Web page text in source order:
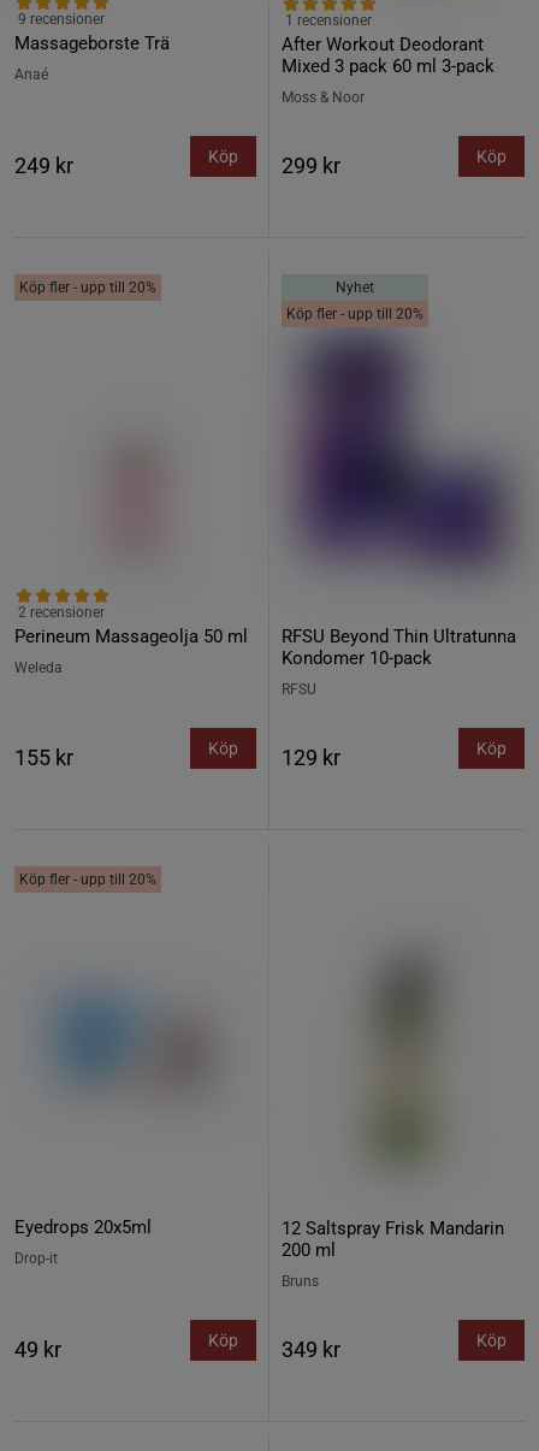
Massageborste Trä
9 recensioner
Anaé
249 kr Köp
After Workout Deodorant
Mixed 3 pack 60 ml 3-pack
1 recensioner
Moss & Noor
299 kr Köp
Köp fler - upp till 20%
Perineum Massageolja 50 ml
2 recensioner
Weleda
155 kr Köp
Nyhet
Köp fler - upp till 20%
RFSU Beyond Thin Ultratunna
Kondomer 10-pack
RFSU
129 kr Köp
Köp fler - upp till 20%
Eyedrops 20x5ml
Drop-it
49 kr Köp
12 Saltspray Frisk Mandarin
200 ml
Bruns
349 kr Köp